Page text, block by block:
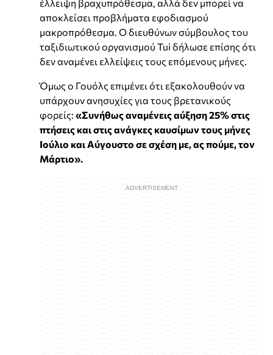
έλλειψη βραχυπρόθεσμα, αλλά δεν μπορεί να
αποκλείσει προβλήματα εφοδιασμού
μακροπρόθεσμα. Ο διευθύνων σύμβουλος του
ταξιδιωτικού οργανισμού Tui δήλωσε επίσης ότι
δεν αναμένει ελλείψεις τους επόμενους μήνες.
Όμως ο Γουόλς επιμένει ότι εξακολουθούν να
υπάρχουν ανησυχίες για τους βρετανικούς
φορείς: «Συνήθως αναμένεις αύξηση 25% στις
πτήσεις και στις ανάγκες καυσίμων τους μήνες
Ιούλιο και Αύγουστο σε σχέση με, ας πούμε, τον
Μάρτιο».